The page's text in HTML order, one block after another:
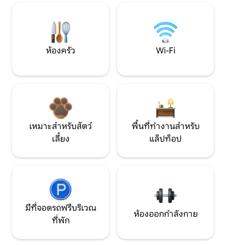
ห้องครัว Wi-Fi
เหมาะสำหรับสัตว์
เลี้ยง
พื้นที่ทำงานสำหรับ
แล็ปท็อป
มีที่จอดรถฟรีบริเวณ
ที่พัก
ห้องออกกำลังกาย